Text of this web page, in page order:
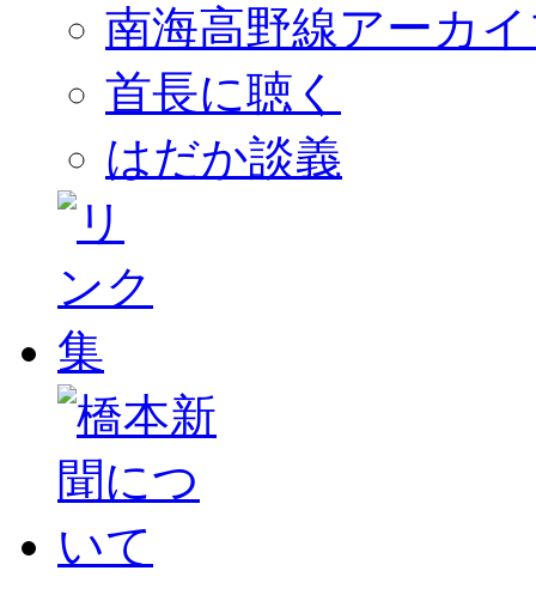
南海高野線アーカ
首長に聴く
はだか談義